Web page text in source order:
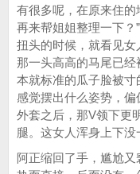
有很多呢，在原来住的
再来帮姐姐整理一下？
扭头的时候，就看见女
那一头高高的马尾已
本就标准的瓜子脸被
感觉摆出什么姿势，
外套之后，那V领下更
腿。这女人浑身上下没
阿正缩回了手，尴尬